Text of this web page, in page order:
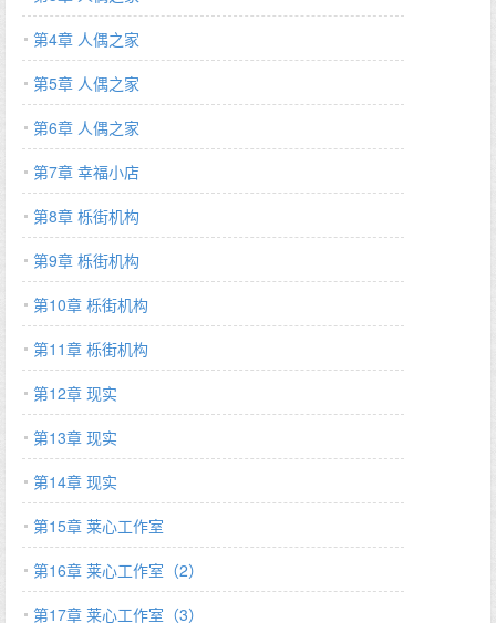
来了一位卖套餐的客服。起初,公司职员：老板怎么想的招这种客
服。玩家：一看就是个没什么卵用的骗子。青乐各商家（副本本主
和各商业老板）：也就那样,还能打倒我们不成？.本来姜池池只是
想好好的做好本分工作,但是副本内多的是绝望鬼怪和无良商家。温
柔善良一心为学生好的校长因为利益被弟弟残害；名动四方的歌姬
因为背叛而嗓音尽毁；本该事业有成的员工因为替老板背锅而铃铛
入狱等。……姜池池决定靠卷把这些改善好。于是学校副本内,她撺
掇鬼学生和学校职员,架空鬼校长。午夜怪谈超市副本里,她贩卖店
长。死亡广播内,玩家马上要死于广播下,一手催眠曲直接送走鬼
怪。她把怪谈录制必死结局变成沙雕剧目等。……所到之处,无一商
户存活。玩家/鬼怪：！！！姐,你是我的神。自此新的频道被点
亮。一场声势浩大的联手商战就此彻底打响。眼看一个个副本里的
商业被收购,从副本内到副本外,他们店门外开始变得无人/鬼经过也
无人/鬼应聘青乐各商家这才悲痛欲绝：好歹毒的商战！【小剧场】
姜池池觉得自己真是个勤勤恳恳的打工人,人又好看说话又好听,脾
气更是谁见了都说好。对此,副本的NPC有话要说：录制大扑街的
导演：是的,没错。惨遭贩卖的店长：老大说得都对。鼻青脸肿的校
长：我是自愿被打的。NPC女商人万人迷女主vs武力值爆表猫猫恋
爱脑玩家男主（男主有猫猫和人形态）私设很多,没有原型,不要考
究因为有直播和论坛情节,所以有时候弹幕会很多女主开挂很大,不
要考究有些副本写完后会有基建经营内容,会有卷分开。文案修改于
2024/7/14…
第4章 人偶之家
第5章 人偶之家
第6章 人偶之家
第7章 幸福小店
第8章 栎街机构
第9章 栎街机构
第10章 栎街机构
第11章 栎街机构
第12章 现实
第13章 现实
第14章 现实
第15章 莱心工作室
第16章 莱心工作室（2）
第17章 莱心工作室（3）